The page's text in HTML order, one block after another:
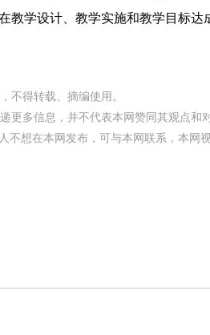
教学设计、教学实施和教学目标达
不得转载、摘编使用。
更多信息，并不代表本网赞同其观点和
不想在本网发布，可与本网联系，本网